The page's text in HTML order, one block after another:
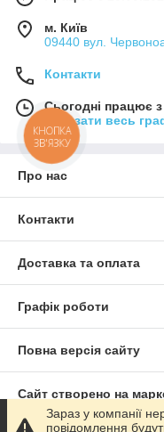
м. Київ
09440 вул.
Контакти
Сьогодні працює
Показати весь
Про нас
Контакти
Доставка та оплата
Графік роботи
Повна версія сайту
Сайт створено на
Зараз у компанії
повідомлення
КНОПКА
ЗВ'ЯЗКУ